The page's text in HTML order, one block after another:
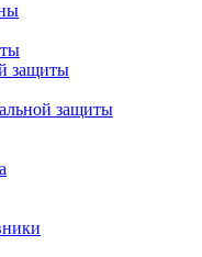
защиты
защиты